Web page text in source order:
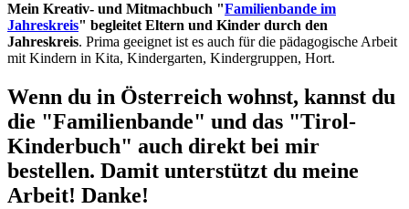
Mein Kreativ- und Mitmachbuch "Familienbande im
Jahreskreis" begleitet Eltern und Kinder durch den
Jahreskreis. Prima geeignet ist es auch für die pädagogische Arbeit
mit Kindern in Kita, Kindergarten, Kindergruppen, Hort.
Wenn du in Österreich wohnst, kannst du
die "Familienbande" und das "Tirol-
Kinderbuch" auch direkt bei mir
bestellen. Damit unterstützt du meine
Arbeit! Danke!